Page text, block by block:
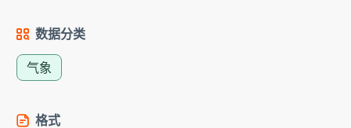
数据分类
气象
格式